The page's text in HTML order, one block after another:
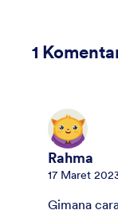
1
Rahma
17 Maret
Gimana